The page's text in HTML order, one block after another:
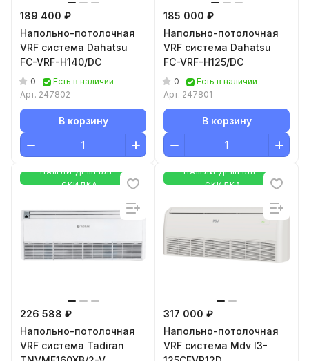
189 400 ₽
Напольно-потолочная
VRF система Dahatsu
FC-VRF-H140/DC
0
Есть в наличии
Арт. 247802
В корзину
185 000 ₽
Напольно-потолочная
VRF система Dahatsu
FC-VRF-H125/DC
0
Есть в наличии
Арт. 247801
В корзину
НАШЛИ ДЕШЕВЛЕ-
СКИДКА
226 588 ₽
Напольно-потолочная
VRF система Tadiran
НАШЛИ ДЕШЕВЛЕ-
СКИДКА
317 000 ₽
Напольно-потолочная
VRF система Mdv I3-